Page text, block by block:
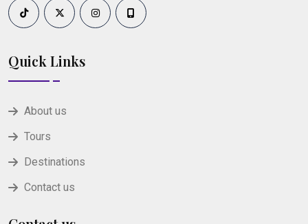
Quick Links
About us
Tours
Destinations
Contact us